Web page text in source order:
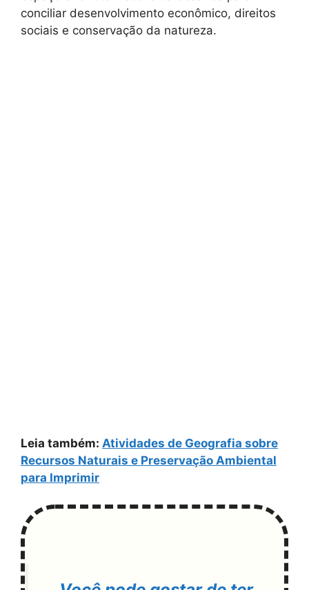
conciliar desenvolvimento econômico, direitos
sociais e conservação da natureza.
Leia também: Atividades de Geografia sobre
Recursos Naturais e Preservação Ambiental
para Imprimir